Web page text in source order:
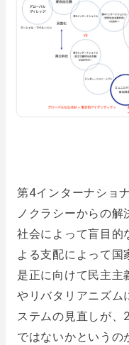
第4インターナショ
ノクラシーからの
社会によって盲目的
よる支配によって国
是正に向けて民主主
やリバタリアニズム
ステムの見直しが
ではないかというの